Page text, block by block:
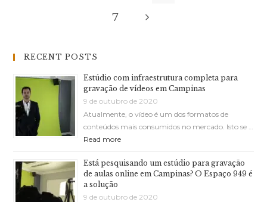
7
RECENT POSTS
Estúdio com infraestrutura completa para
gravação de vídeos em Campinas
9 de outubro de 2020
Atualmente, o vídeo é um dos formatos de
conteúdos mais consumidos no mercado. Isto se …
Read more
Está pesquisando um estúdio para gravação
de aulas online em Campinas? O Espaço 949 é
a solução
9 de outubro de 2020